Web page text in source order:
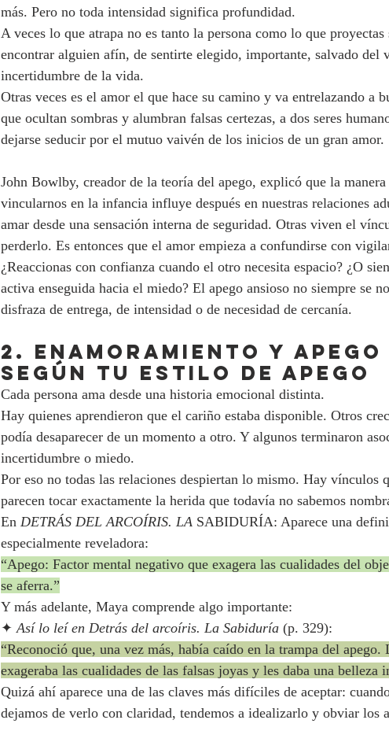
más. Pero no toda intensidad significa profundidad.
A veces lo que atrapa no es tanto la persona como lo que
encontrar alguien afín, de sentirte elegido, importante, salvado del
incertidumbre de la vida.
Otras veces es el amor el que hace su camino y va entrelazando a
que ocultan sombras y alumbran falsas certezas, a dos seres
dejarse seducir por el mutuo vaivén de los inicios de un gran amor.
John Bowlby, creador de la teoría del apego, explicó que la manera
vincularnos en la infancia influye después en nuestras relaciones
amar desde una sensación interna de seguridad. Otras viven el
perderlo. Es entonces que el amor empieza a confundirse con
¿Reaccionas con confianza cuando el otro necesita espacio? ¿O
activa enseguida hacia el miedo? El apego ansioso no siempre se
disfraza de entrega, de intensidad o de necesidad de cercanía.
2. Enamoramiento y
según tu estilo de apego
Cada persona ama desde una historia emocional distinta.
Hay quienes aprendieron que el cariño estaba disponible. Otros
podía desaparecer de un momento a otro. Y algunos terminaron
incertidumbre o miedo.
Por eso no todas las relaciones despiertan lo mismo. Hay vínculos
parecen tocar exactamente la herida que todavía no sabemos
En DETRÁS DEL ARCOÍRIS. LA SABIDURÍA: Aparece una
especialmente reveladora:
“Apego: Factor mental negativo que exagera las cualidades del
se aferra.”
Y más adelante, Maya comprende algo importante:
✦ Así lo leí en Detrás del arcoíris. La Sabiduría (p. 329):
“Reconoció que, una vez más, había caído en la trampa del apego.
exageraba las cualidades de las falsas joyas y les daba una belleza
Quizá ahí aparece una de las claves más difíciles de aceptar:
dejamos de verlo con claridad, tendemos a idealizarlo y obviar los